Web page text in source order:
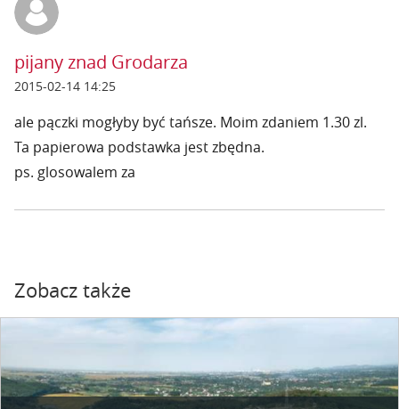
pijany znad Grodarza
2015-02-14 14:25
ale pączki mogłyby być tańsze. Moim zdaniem 1.30 zl.
Ta papierowa podstawka jest zbędna.
ps. glosowalem za
Zobacz także